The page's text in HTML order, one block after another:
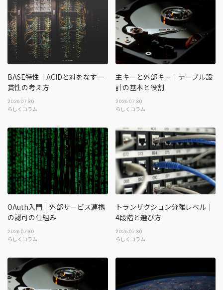
BASE特性｜ACIDと対をなす一
貫性の考え方
2026.07.30
らしくコラム
主キーと外部キー｜テーブル設
計の基本と役割
2026.07.30
らしくコラム
OAuth入門｜外部サービス連携
の認可の仕組み
2026.07.30
らしくコラム
トランザクション分離レベル｜
4段階と選び方
2026.07.30
らしくコラム